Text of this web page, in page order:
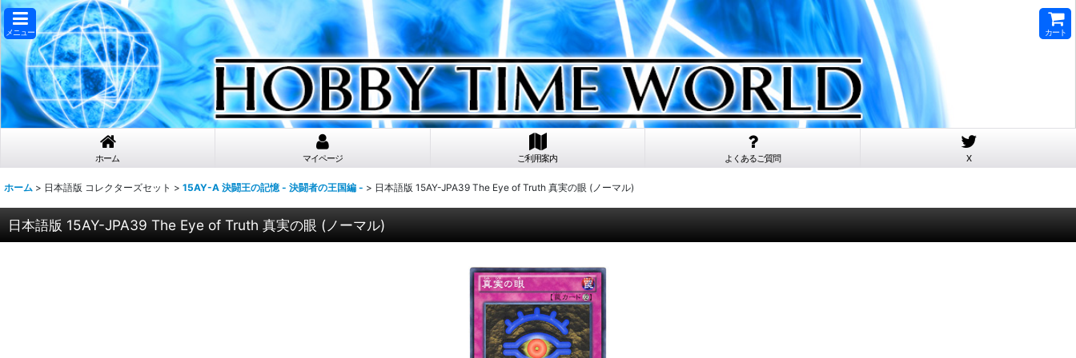
メニュー カート
ホーム マイページ ご利用案内 よくあるご質問 X
ホーム > 日本語版 コレクターズセット > 15AY-A 決闘王の記憶 - 決闘者の王国編 - > 日本語版 15AY-JPA39 The Eye of Truth 真実の眼 (ノーマル)
日本語版 15AY-JPA39 The Eye of Truth 真実の眼 (ノーマル)